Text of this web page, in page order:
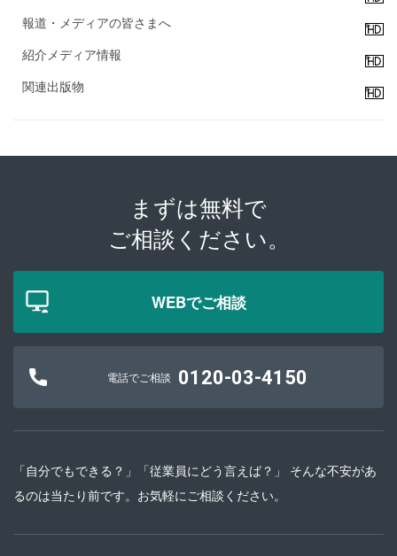
報道・メディアの皆さまへ
紹介メディア情報
関連出版物
まずは無料で
ご相談ください。
WEBでご相談
電話でご相談 0120-03-4150
「自分でもできる？」「従業員にどう言えば？」 そんな不安があ
るのは当たり前です。お気軽にご相談ください。